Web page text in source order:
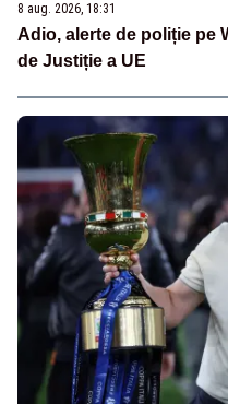
8 aug. 2026, 18:31
Adio, alerte de poliție pe
de Justiție a UE